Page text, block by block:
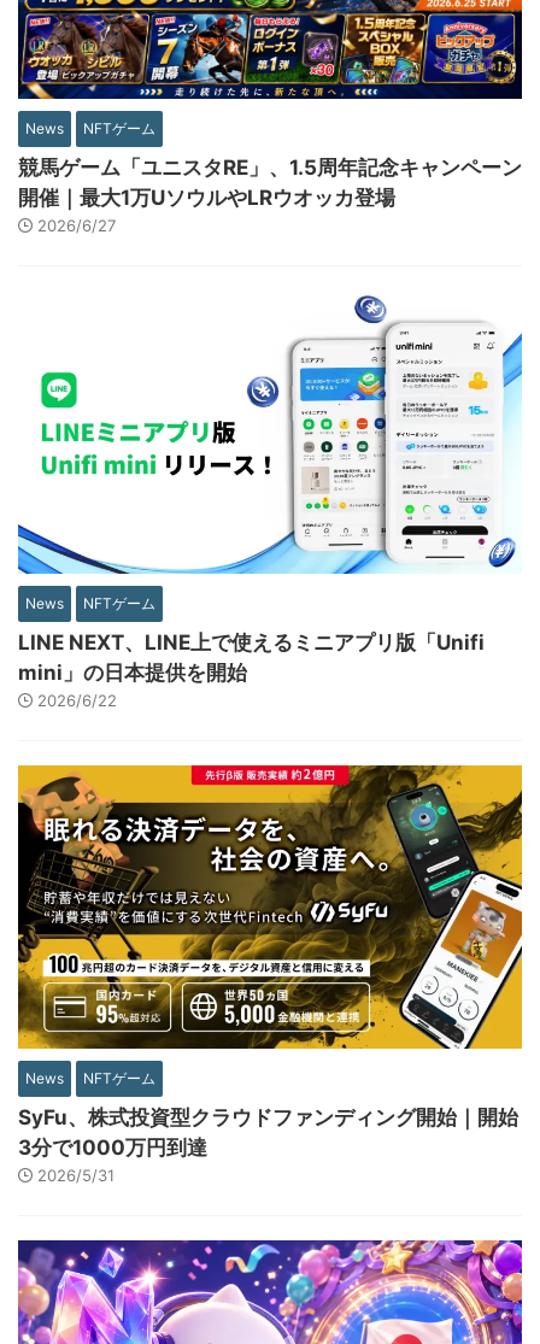
News NFTゲーム
競馬ゲーム「ユニスタRE」、1.5周年記念キャンペーン
開催｜最大1万UソウルやLRウオッカ登場
2026/6/27
News NFTゲーム
LINE NEXT、LINE上で使えるミニアプリ版「Unifi
mini」の日本提供を開始
2026/6/22
News NFTゲーム
SyFu、株式投資型クラウドファンディング開始｜開始
3分で1000万円到達
2026/5/31